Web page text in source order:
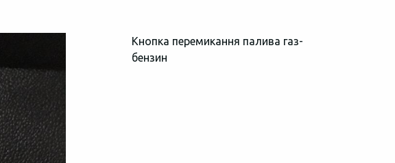
Кнопка перемикання палива газ-
бензин